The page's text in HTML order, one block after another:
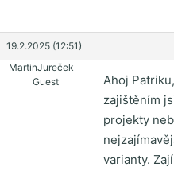
19.2.2025 (12:51)
MartinJureček
Guest
Ahoj
zajištěním
projekty
varianty.